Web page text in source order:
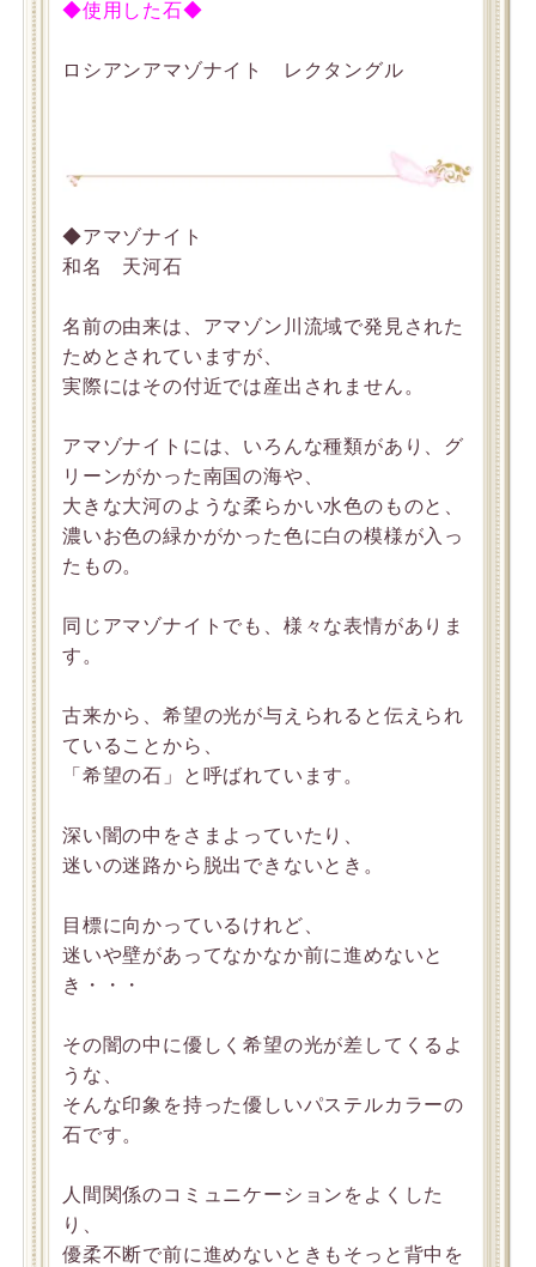
◆使用した石◆
ロシアンアマゾナイト レクタングル
◆アマゾナイト
和名 天河石
名前の由来は、アマゾン川流域で発見された
ためとされていますが、
実際にはその付近では産出されません。
アマゾナイトには、いろんな種類があり、グ
リーンがかった南国の海や、
大きな大河のような柔らかい水色のものと、
濃いお色の緑かがかった色に白の模様が入っ
たもの。
同じアマゾナイトでも、様々な表情がありま
す。
古来から、希望の光が与えられると伝えられ
ていることから、
「希望の石」と呼ばれています。
深い闇の中をさまよっていたり、
迷いの迷路から脱出できないとき。
目標に向かっているけれど、
迷いや壁があってなかなか前に進めないと
き・・・
その闇の中に優しく希望の光が差してくるよ
うな、
そんな印象を持った優しいパステルカラーの
石です。
人間関係のコミュニケーションをよくした
り、
優柔不断で前に進めないときもそっと背中を